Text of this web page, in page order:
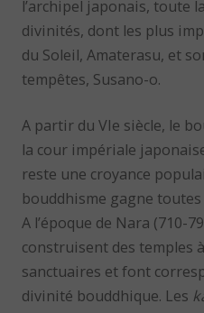
l’archipel japonais, toute
divinités, dont les plus
du Soleil, Amaterasu, et
tempêtes, Susano-o.
A partir du VIe siècle, le
la cour impériale
reste une croyance
bouddhisme gagne toutes
A l’époque de Nara (710-
construisent des temples
sanctuaires et font
divinité bouddhique. Les